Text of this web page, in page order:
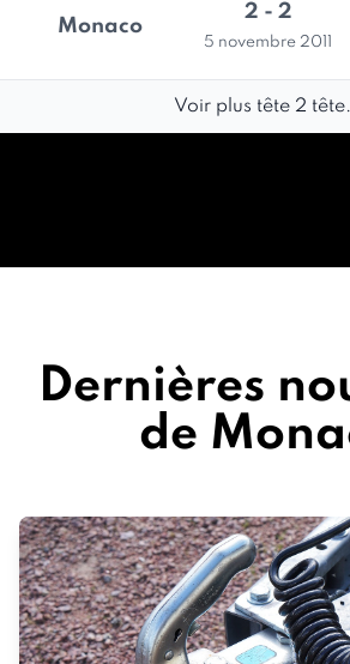
Monaco
2 - 2
5 novembre 2011
Voir plus tête 2
Dernières
de